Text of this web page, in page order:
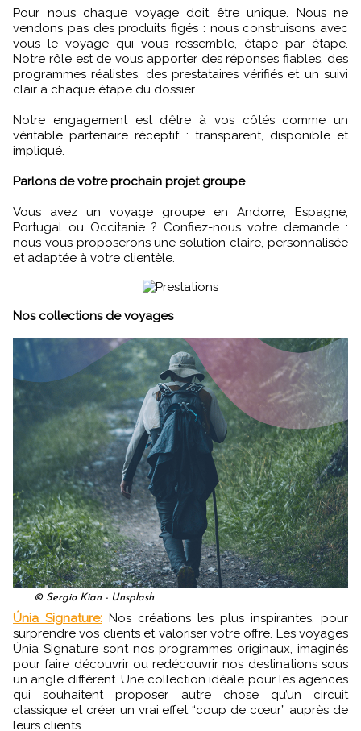
Pour nous chaque voyage doit être unique. Nous ne
vendons pas des produits figés : nous construisons avec
vous le voyage qui vous ressemble, étape par étape.
Notre rôle est de vous apporter des réponses fiables, des
programmes réalistes, des prestataires vérifiés et un suivi
clair à chaque étape du dossier.
Notre engagement est d’être à vos côtés comme un
véritable partenaire réceptif : transparent, disponible et
impliqué.
Parlons de votre prochain projet groupe
Vous avez un voyage groupe en Andorre, Espagne,
Portugal ou Occitanie ? Confiez-nous votre demande :
nous vous proposerons une solution claire, personnalisée
et adaptée à votre clientèle.
Nos collections de voyages
© Sergio Kian - Unsplash
Únia Signature: Nos créations les plus inspirantes, pour
surprendre vos clients et valoriser votre offre. Les voyages
Únia Signature sont nos programmes originaux, imaginés
pour faire découvrir ou redécouvrir nos destinations sous
un angle différent. Une collection idéale pour les agences
qui souhaitent proposer autre chose qu’un circuit
classique et créer un vrai effet “coup de cœur” auprès de
leurs clients.